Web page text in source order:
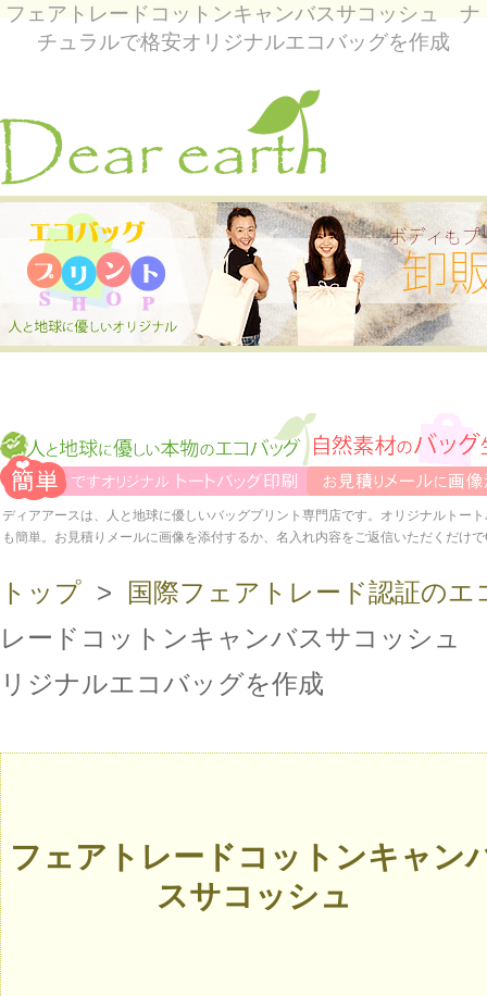
フェアトレードコットンキャンバスサコッシュ ナ
チュラルで格安オリジナルエコバッグを作成
ディアアースは、人と地球に優しいバッグプリント専門店です。オリジナルトー
も簡単。お見積りメールに画像を添付するか、名入れ内容をご返信いただくだけ
トップ >
国際フェアトレード認証のエ
レードコットンキャンバスサコッシュ
リジナルエコバッグを作成
フェアトレードコットンキャン
スサコッシュ